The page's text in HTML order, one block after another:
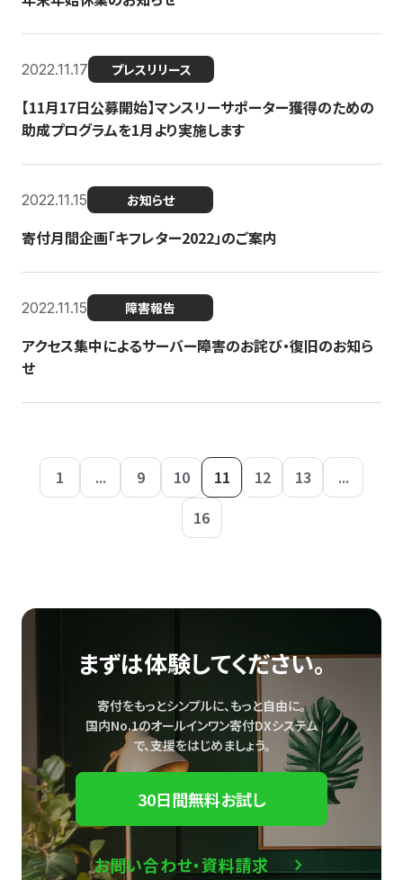
2022.11.17 プレスリリース
【11月17日公募開始】マンスリーサポーター獲得のための
助成プログラムを1月より実施します
2022.11.15 お知らせ
寄付月間企画「キフレター2022」のご案内
2022.11.15 障害報告
アクセス集中によるサーバー障害のお詫び・復旧のお知ら
せ
1 ... 9 10 11 12 13
...
16
まずは体験してください。
寄付をもっとシンプルに、もっと自由に。
国内No.1のオールインワン寄付DXシステム
で、支援をはじめましょう。
30日間無料お試し
お問い合わせ・資料請求